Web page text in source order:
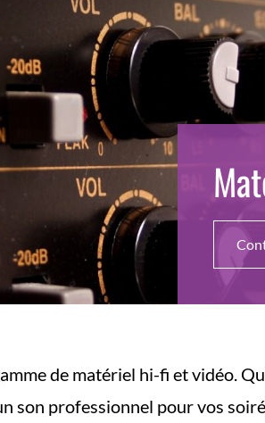
de matériel hi-fi et vidéo.
son professionnel pour vos